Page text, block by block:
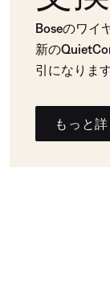
Boseのワイ
新の
引になりま
もっと